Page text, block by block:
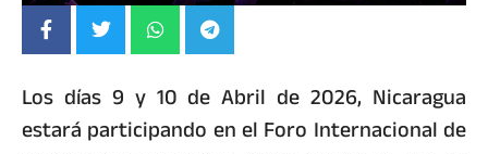
Los días 9 y 10 de Abril de 2026, Nicaragua
estará participando en el Foro Internacional de